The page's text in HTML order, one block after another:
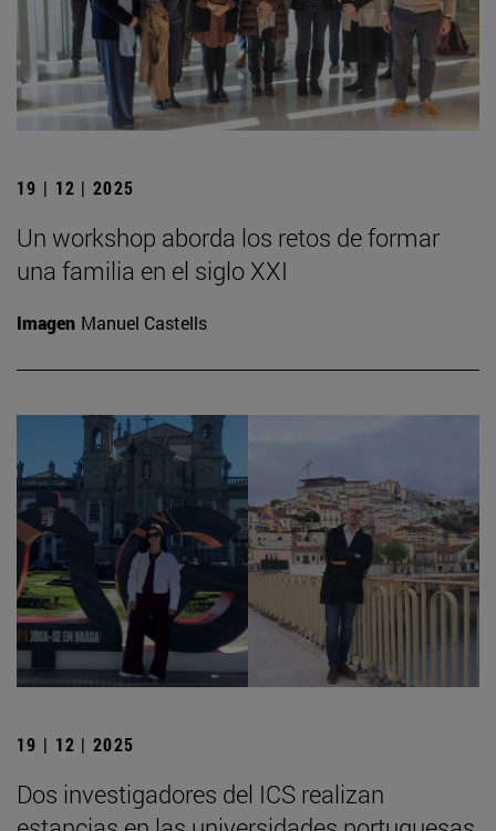
19 | 12 | 2025
Un workshop aborda los retos de formar
una familia en el siglo XXI
Imagen Manuel Castells
19 | 12 | 2025
Dos investigadores del ICS realizan